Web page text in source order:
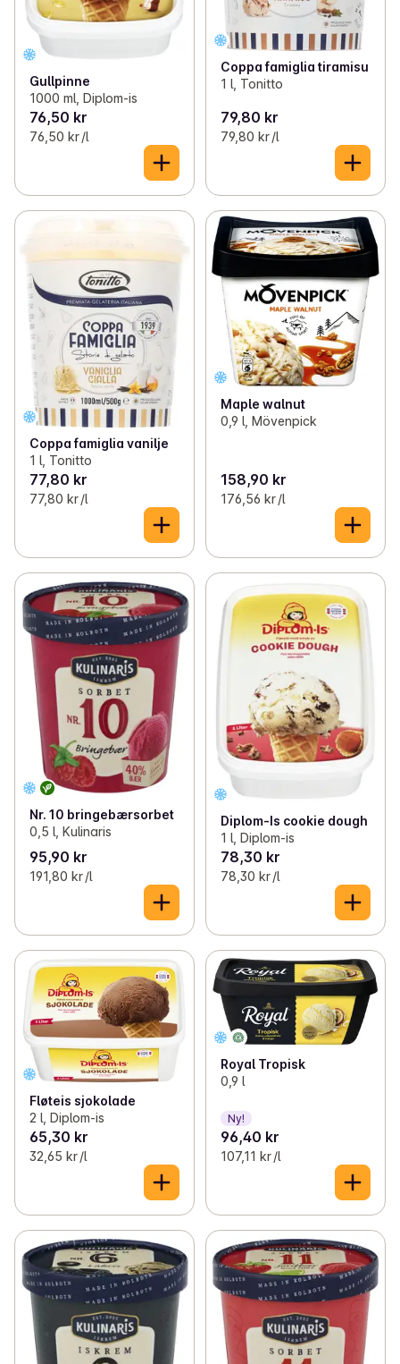
Gullpinne
1000 ml, Diplom-is
76,50 kr
76,50 kr /l
Coppa famiglia tiramisu
1 l, Tonitto
79,80 kr
79,80 kr /l
Coppa famiglia vanilje
1 l, Tonitto
77,80 kr
77,80 kr /l
Maple walnut
0,9 l, Mövenpick
158,90 kr
176,56 kr /l
Nr. 10 bringebærsorbet
0,5 l, Kulinaris
95,90 kr
191,80 kr /l
Diplom-Is cookie dough
1 l, Diplom-is
78,30 kr
78,30 kr /l
Fløteis sjokolade
2 l, Diplom-is
65,30 kr
32,65 kr /l
Royal Tropisk
0,9 l
Ny!
96,40 kr
107,11 kr /l